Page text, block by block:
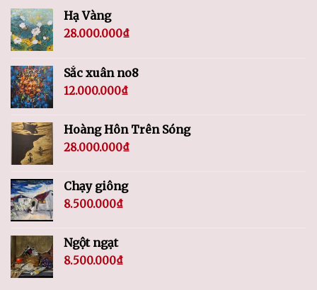
Hạ Vàng
28.000.000₫
Sắc xuân no8
12.000.000₫
Hoàng Hôn Trên Sóng
28.000.000₫
Chạy giông
8.500.000₫
Ngột ngạt
8.500.000₫